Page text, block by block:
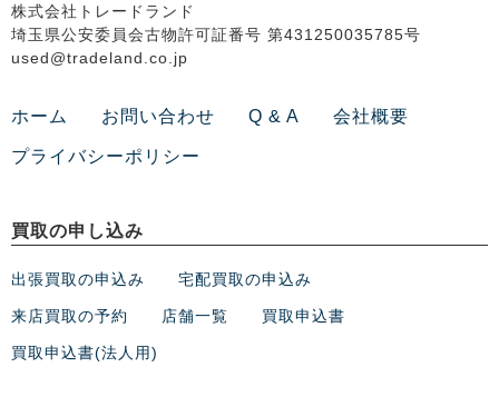
株式会社トレードランド
埼玉県公安委員会古物許可証番号 第431250035785号
used@tradeland.co.jp
ホーム お問い合わせ Q & A 会社概要
プライバシーポリシー
買取の申し込み
出張買取の申込み 宅配買取の申込み
来店買取の予約 店舗一覧 買取申込書
買取申込書(法人用)